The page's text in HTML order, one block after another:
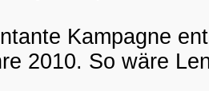
Kampagne
2010. So wäre